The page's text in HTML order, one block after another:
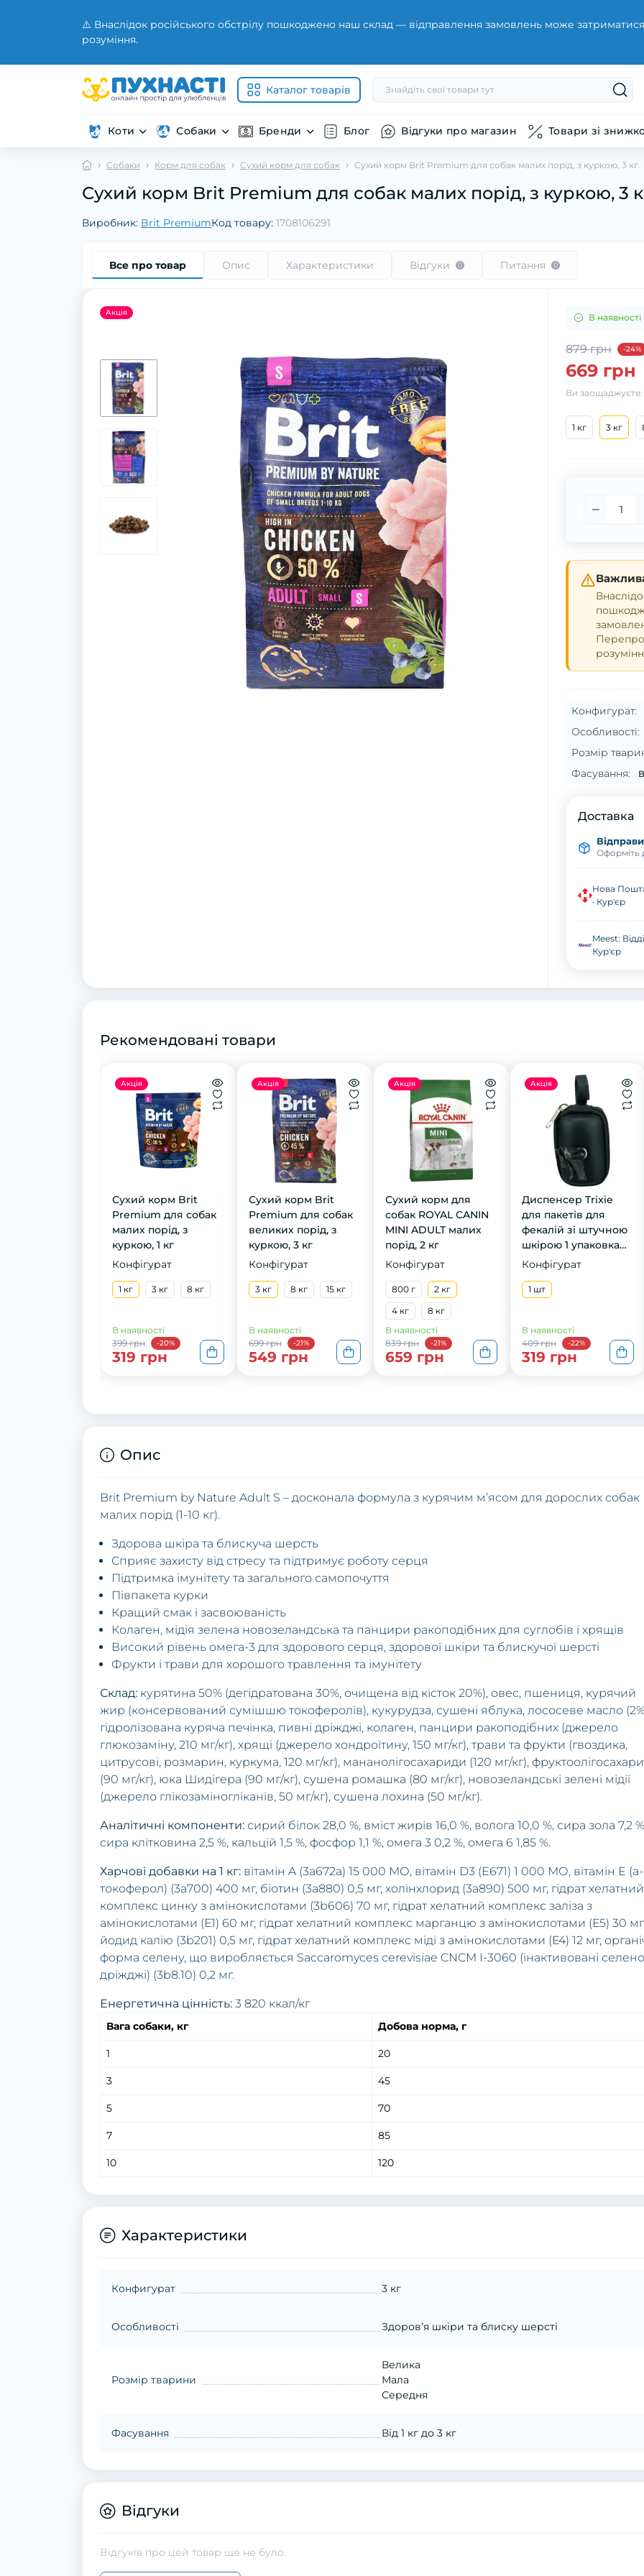
⚠️ Внаслідок російського обстрілу пошкоджено наш склад — відправлення замовлень може затриматися
розуміння.
Каталог товарів
Коти Собаки Бренди Блог Відгуки про магазин Товари зі
Собаки Корм для собак Сухий корм для собак Сухий корм Brit Premium для собак малих порід, з куркою, 3 кг
Сухий корм Brit Premium для собак малих порід, з куркою, 3
Виробник: Brit PremiumКод товару: 1708106291
Все про товар Опис Характеристики Відгуки 0 Питання 0
Акція В наявності
879 грн -24%
669 грн
Ви заощаджуєте:
1 кг 3 кг
Конфигурат:
Особливості:
Розмір
Фасування:
Доставка
Оформіть
Нова
· Кур'єр
Meest:
Кур'єр
Рекомендовані товари
Акція
Сухий корм Brit
Premium для собак
малих порід, з
куркою, 1 кг
Конфігурат
1 кг 3 кг 8 кг
В наявності
399 грн
-20%
319 грн
Акція
Сухий корм Brit
Premium для собак
великих порід, з
куркою, 3 кг
Конфігурат
3 кг 8 кг 15 кг
В наявності
699 грн
-21%
549 грн
Акція
Сухий корм для
собак ROYAL CANIN
MINI ADULT малих
порід, 2 кг
Конфігурат
800 г
2 кг
4 кг
8 кг
В наявності
839 грн
-21%
659 грн
Акція
Диспенсер Trixie
для пакетів для
фекалій зі штучною
шкірою 1 упаковка
20 пакетів
Конфігурат
1 шт
В наявності
409 грн
-22%
319 грн
Опис
Brit Premium by Nature Adult S – досконала формула з курячим м’ясом для дорослих собак
малих порід (1-10 кг).
Здорова шкіра та блискуча шерсть
Сприяє захисту від стресу та підтримує роботу серця
Підтримка імунітету та загального самопочуття
Півпакета курки
Кращий смак і засвоюваність
Колаген, мідія зелена новозеландська та панцири ракоподібних для суглобів і хрящів
Високий рівень омега-3 для здорового серця, здорової шкіри та блискучої шерсті
Фрукти і трави для хорошого травлення та імунітету
Склад: курятина 50% (дегідратована 30%, очищена від кісток 20%), овес, пшениця, курячий
жир (консервований сумішшю токоферолів), кукурудза, сушені яблука, лососеве масло
гідролізована куряча печінка, пивні дріжджі, колаген, панцири ракоподібних (джерело
глюкозаміну, 210 мг/кг), хрящі (джерело хондроїтину, 150 мг/кг), трави та фрукти (гвоздика,
цитрусові, розмарин, куркума, 120 мг/кг), мананолігосахариди (120 мг/кг),
(90 мг/кг), юка Шидігера (90 мг/кг), сушена ромашка (80 мг/кг), новозеландські зелені мідії
(джерело глікозаміногліканів, 50 мг/кг), сушена лохина (50 мг/кг).
Аналітичні компоненти: сирий білок 28,0 %, вміст жирів 16,0 %, волога 10,0 %, сира зола 7,2
сира клітковина 2,5 %, кальцій 1,5 %, фосфор 1,1 %, омега 3 0,2 %, омега 6 1,85 %.
Харчові добавки на 1 кг: вітамін A (3a672a) 15 000 МО, вітамін D3 (E671) 1 000 МО, вітамін E (a-
токоферол) (3a700) 400 мг, біотин (3a880) 0,5 мг, холінхлорид (3a890) 500 мг, гідрат хелатний
комплекс цинку з амінокислотами (3b606) 70 мг, гідрат хелатний комплекс заліза з
амінокислотами (Е1) 60 мг, гідрат хелатний комплекс марганцю з амінокислотами (Е5) 30
йодид калію (3b201) 0,5 мг, гідрат хелатний комплекс міді з амінокислотами (Е4) 12 мг,
форма селену, що виробляється Saccaromyces cerevisiae CNCM I-3060 (інактивовані
дріжджі) (3b8.10) 0,2 мг.
Енергетична цінність: 3 820 ккал/кг
Вага собаки, кг Добова норма, г
1 20
3 45
5 70
7 85
10 120
Характеристики
Конфигурат 3 кг
Особливості Здоров’я шкіри та блиску шерсті
Розмір тварини
Велика
Мала
Середня
Фасування Від 1 кг до 3 кг
Відгуки
Відгуків про цей товар ще не було.